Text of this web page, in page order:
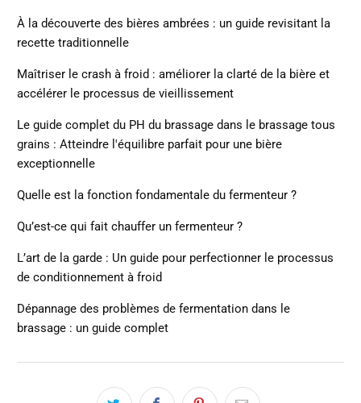
À la découverte des bières ambrées : un guide revisitant la
recette traditionnelle
Maîtriser le crash à froid : améliorer la clarté de la bière et
accélérer le processus de vieillissement
Le guide complet du PH du brassage dans le brassage tous
grains : Atteindre l'équilibre parfait pour une bière
exceptionnelle
Quelle est la fonction fondamentale du fermenteur ?
Qu’est-ce qui fait chauffer un fermenteur ?
L’art de la garde : Un guide pour perfectionner le processus
de conditionnement à froid
Dépannage des problèmes de fermentation dans le
brassage : un guide complet